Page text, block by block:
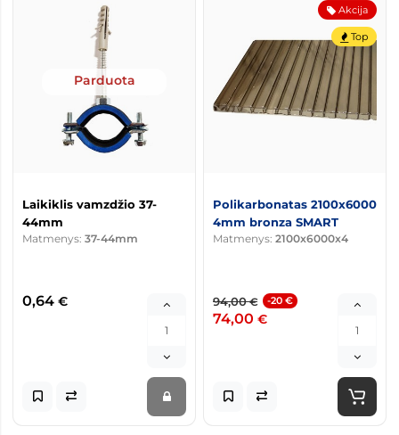
Parduota
Laikiklis vamzdžio 37-
44mm
Matmenys: 37-44mm
0,64 €
Akcija
Top
Polikarbonatas 2100x6000
4mm bronza SMART
Matmenys: 2100x6000x4
94,00€ -20 €
74,00 €